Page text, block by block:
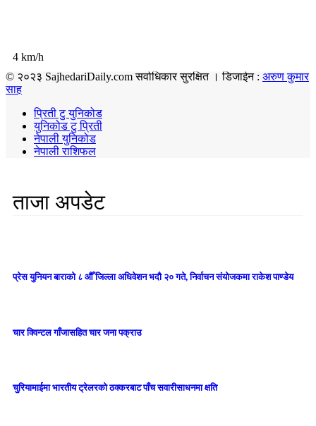
4 km/h
© २०२३ SajhedariDaily.com सर्वाधिकार सुरक्षित । डिजाईन : अरुण कुमार
साह
प्रिती टु युनिकोड
युनिकोड टु प्रिती
नेपाली युनिकोड
नेपाली राशिफल
ताजा अपडेट
प्रेस युनियन बाराको ८ औँ जिल्ला अधिवेशन भदौ २० गते, निर्वाचन संयोजकमा राकेश पाण्डेय
चार क्विन्टल गाँजासहित चार जना पक्राउ
चुरियामाईमा भारतीय ट्रेलरको ठक्करबाट पाँच सवारीसाधनमा क्षति